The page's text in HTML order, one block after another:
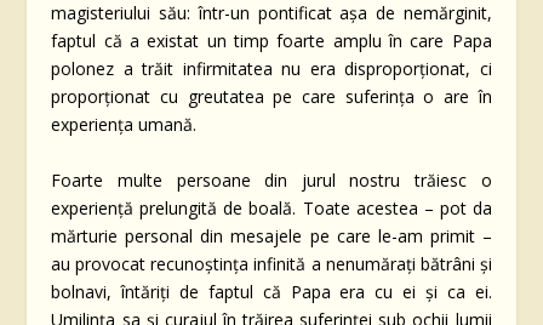
magisteriului său: într-un pontificat așa de nemărginit,
faptul că a existat un timp foarte amplu în care Papa
polonez a trăit infirmitatea nu era disproporționat, ci
proporționat cu greutatea pe care suferința o are în
experiența umană.
Foarte multe persoane din jurul nostru trăiesc o
experiență prelungită de boală. Toate acestea – pot da
mărturie personal din mesajele pe care le-am primit –
au provocat recunoștința infinită a nenumărați bătrâni și
bolnavi, întăriți de faptul că Papa era cu ei și ca ei.
Umilința sa și curajul în trăirea suferinței sub ochii lumii